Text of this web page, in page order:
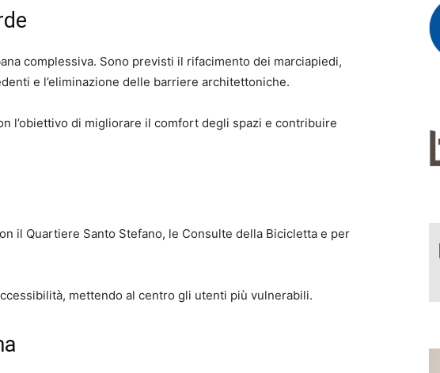
complessiva. Sono previsti il rifacimento dei marciapiedi,
e l’eliminazione delle barriere architettoniche.
l’obiettivo di migliorare il comfort degli spazi e contribuire
il Quartiere Santo Stefano, le Consulte della Bicicletta e per
mettendo al centro gli utenti più vulnerabili.